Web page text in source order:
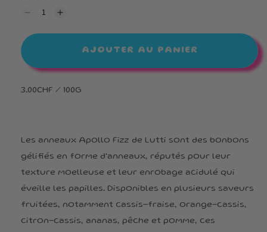
Réduire
quantité
Augmenter
quantité
RondelleAJOUTER AU PANIER
3.00CHF / 100G
Les anneaux Apollo Fizz de Lutti sont des bonbons
gélifiés en forme d'anneaux, réputés pour leur
texture moelleuse et leur enrobage acidulé qui
éveille les papilles. Disponibles en plusieurs saveurs
fruitées, notamment cassis-fraise, orange-cassis,
citron-cassis, ananas, pêche et pomme, ces